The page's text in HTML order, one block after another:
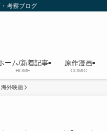
考察ブログ
ーム/新着記事
HOME
原作漫画
COMIC
海外映画